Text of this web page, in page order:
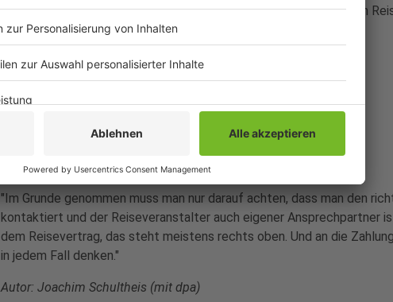
eine Zahlungsforderung von zwei Wochen stellen. Eine Mail an den
Beginn erst einmal aus."
Anzeige
"Im Grunde genommen muss man nur darauf achten, dass man den
kontaktiert und der Reiseveranstalter auch eigener Ansprechpartner
dem Reisevertrag, das steht meistens rechts oben. Und an die
in jedem Fall denken."
Autor: Joachim Schultheis (mit dpa)